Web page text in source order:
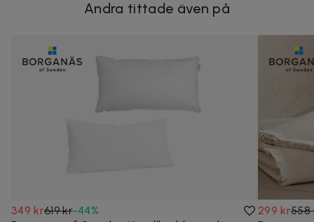
Andra tittade även på
349 kr619 kr-44%
299 kr558